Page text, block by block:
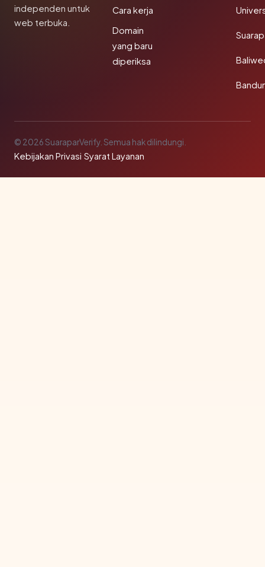
independen untuk
web terbuka.
Cara kerja
Domain
yang baru
diperiksa
© 2026 SuaraparVerify. Semua hak dilindungi.
Kebijakan Privasi·Syarat Layanan